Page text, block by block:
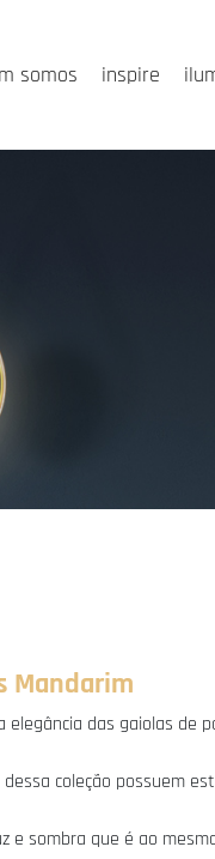
somos inspire
Mandarim
elegância das gaiolas de
coleção possuem
e sombra que é ao